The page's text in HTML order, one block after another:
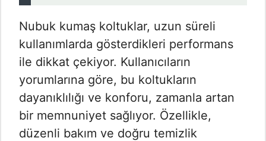
Nubuk kumaş koltuklar, uzun süreli
kullanımlarda gösterdikleri performans
ile dikkat çekiyor. Kullanıcıların
yorumlarına göre, bu koltukların
dayanıklılığı ve konforu, zamanla artan
bir memnuniyet sağlıyor. Özellikle,
düzenli bakım ve doğru temizlik